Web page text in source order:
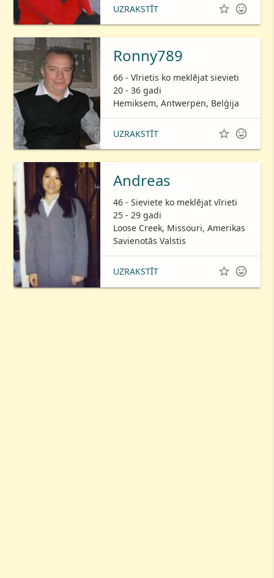
UZRAKSTĪT  
Ronny789
66 - Vīrietis ko meklējat sievieti
20 - 36 gadi
Hemiksem, Antwerpen, Belģija
UZRAKSTĪT  
Andreas
46 - Sieviete ko meklējat vīrieti
25 - 29 gadi
Loose Creek, Missouri, Amerikas
Savienotās Valstis
UZRAKSTĪT  